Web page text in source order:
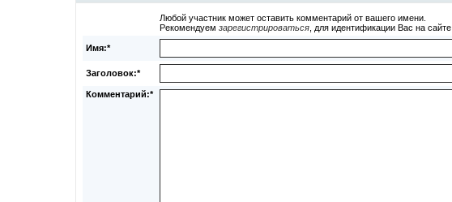
Любой участник может оставить комментарий от вашего имени.
Рекомендуем зарегистрироваться , для идентификации Вас на сайте
Имя:*
Заголовок:*
Комментарий:*